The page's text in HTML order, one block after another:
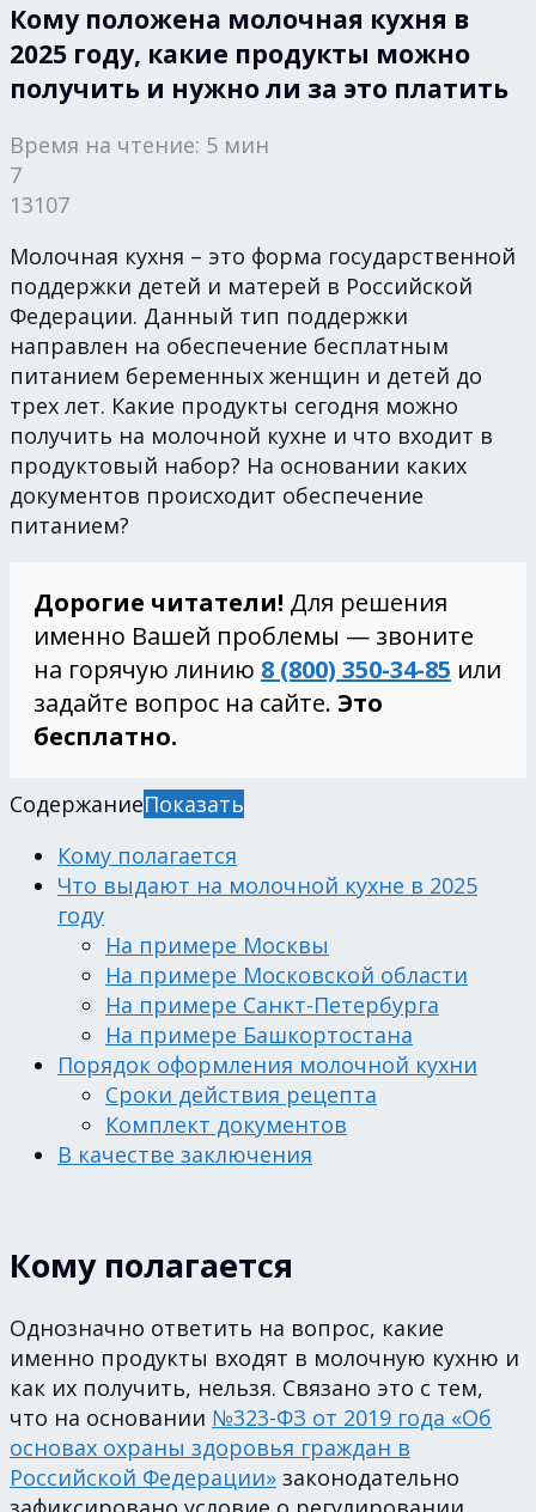
Кому положена молочная кухня в
2025 году, какие продукты можно
получить и нужно ли за это платить
Время на чтение: 5 мин
7
13107
Молочная кухня – это форма государственной
поддержки детей и матерей в Российской
Федерации. Данный тип поддержки
направлен на обеспечение бесплатным
питанием беременных женщин и детей до
трех лет. Какие продукты сегодня можно
получить на молочной кухне и что входит в
продуктовый набор? На основании каких
документов происходит обеспечение
питанием?
Дорогие читатели! Для решения
именно Вашей проблемы — звоните
на горячую линию 8 (800) 350-34-85 или
задайте вопрос на сайте. Это
бесплатно.
СодержаниеПоказать
Кому полагается
Что выдают на молочной кухне в 2025
году
На примере Москвы
На примере Московской области
На примере Санкт-Петербурга
На примере Башкортостана
Порядок оформления молочной кухни
Сроки действия рецепта
Комплект документов
В качестве заключения
Кому полагается
Однозначно ответить на вопрос, какие
именно продукты входят в молочную кухню и
как их получить, нельзя. Связано это с тем,
что на основании №323-ФЗ от 2019 года «Об
основах охраны здоровья граждан в
Российской Федерации» законодательно